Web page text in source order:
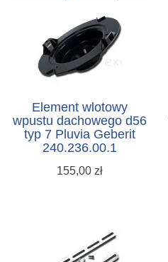
Element wlotowy
wpustu dachowego d56
typ 7 Pluvia Geberit
240.236.00.1
155,00 zł